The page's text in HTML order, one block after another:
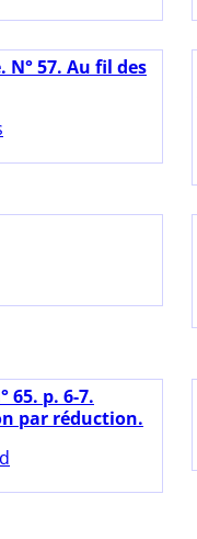
57. Au fil des
65. p. 6-7.
par réduction.